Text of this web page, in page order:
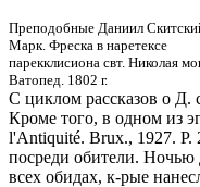
Преподобные Даниил
Марк. Фреска в наретексе
парекклисиона свт. Николая
Ватопед. 1802 г.
С циклом рассказов о Д.
Кроме того, в одном из
l'Antiquité. Brux., 1927. P.
посреди обители. Ночью
всех обидах, к-рые